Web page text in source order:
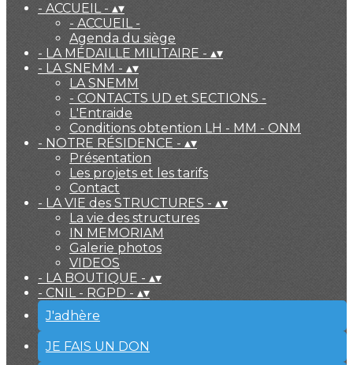
- ACCUEIL - ▴▾
- ACCUEIL -
Agenda du siège
- LA MÉDAILLE MILITAIRE - ▴▾
- LA SNEMM - ▴▾
LA SNEMM
- CONTACTS UD et SECTIONS -
L'Entraide
Conditions obtention LH - MM - ONM
- NOTRE RÉSIDENCE - ▴▾
Présentation
Les projets et les tarifs
Contact
- LA VIE des STRUCTURES - ▴▾
La vie des structures
IN MEMORIAM
Galerie photos
VIDEOS
- LA BOUTIQUE - ▴▾
- CNIL - RGPD - ▴▾
J'adhère
JE FAIS UN DON